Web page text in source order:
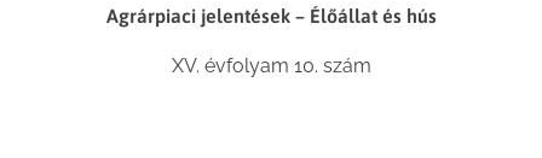
Agrárpiaci jelentések – Élőállat és hús
XV. évfolyam 10. szám